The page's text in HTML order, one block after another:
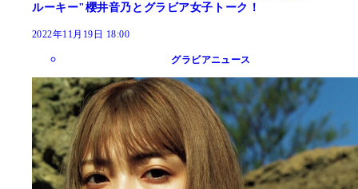
ルーキー"櫻井音乃とグラビア女子トーク！
2022年11月19日 18:00
グラビアニュース